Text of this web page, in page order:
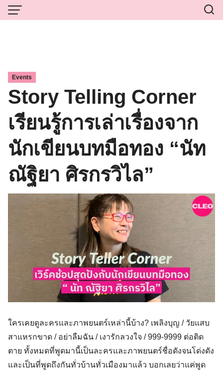
Skip
to
Events
Story Telling Corner
เรียนรู้การเล่าเรื่องจาก
นักเขียนบทมือทอง “นัท
ณัฐิยา ศิรกรวิไล”
ใครเคยดูละครและภาพยนตร์เหล่านี้บ้าง? เพลิงบุญ / วัยแสบ
สาแหรกขาด / อย่าลืมฉัน / เงารักลวงใจ / 999-9999 ต่อติด
ตาย ทั้งหมดที่พูดมานี้เป็นละครและภาพยนตร์ชื่อดังจนโด่งดัง
และเป็นที่พูดถึงกันทั่วบ้านทั่วเมืองมาแล้ว บอกเลยว่าแค่พูด